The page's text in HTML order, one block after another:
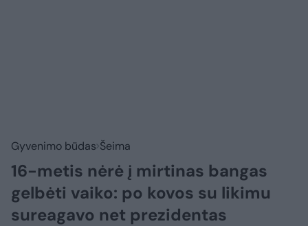
Gyvenimo būdas Šeima
16-metis nėrė į mirtinas bangas
gelbėti vaiko: po kovos su likimu
sureagavo net prezidentas